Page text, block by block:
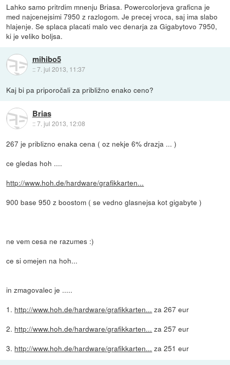
Lahko samo pritrdim mnenju Briasa. Powercolorjeva graficna je
med najcenejsimi 7950 z razlogom. Je precej vroca, saj ima slabo
hlajenje. Se splaca placati malo vec denarja za Gigabytovo 7950,
ki je veliko boljsa.
mihibo5
::7. jul 2013, 11:37
Kaj bi pa priporočali za približno enako ceno?
Brias
::7. jul 2013, 12:08
267 je priblizno enaka cena ( oz nekje 6% drazja ... )
ce gledas hoh ....
http://www.hoh.de/hardware/grafikkarten...
900 base 950 z boostom ( se vedno glasnejsa kot gigabyte )
ne vem cesa ne razumes :)
ce si omejen na hoh...
in zmagovalec je .....
1. http://www.hoh.de/hardware/grafikkarten... za 267 eur
2. http://www.hoh.de/hardware/grafikkarten... za 257 eur
3. http://www.hoh.de/hardware/grafikkarten... za 251 eur